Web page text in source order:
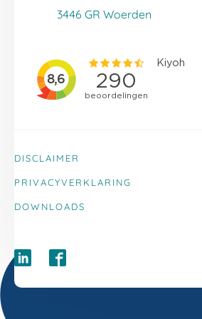
3446 GR Woerden
DISCLAIMER
PRIVACYVERKLARING
DOWNLOADS